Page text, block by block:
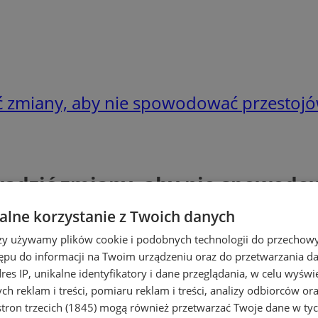
aby nie spowodować
zmiany, aby nie
korzystanie z Twoich danych
używamy plików cookie i podobnych technologii do
do informacji na Twoim urządzeniu oraz do przetwarzania
IP, unikalne identyfikatory i dane przeglądania, w celu
reklam i treści, pomiaru reklam i treści, analizy odbiorców
trzecich (1845) mogą również przetwarzać Twoje dane w